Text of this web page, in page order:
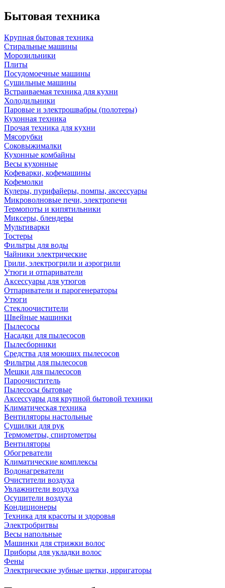
Бытовая техника
Крупная бытовая техника
Стиральные машины
Морозильники
Плиты
Посудомоечные машины
Сушильные машины
Встраиваемая техника для кухни
Холодильники
Паровые и электрошвабры (полотеры)
Кухонная техника
Прочая техника для кухни
Мясорубки
Соковыжималки
Кухонные комбайны
Весы кухонные
Кофеварки, кофемашины
Кофемолки
Кулеры, пурифайеры, помпы, аксессуары
Микроволновые печи, электропечи
Термопоты и кипятильники
Миксеры, блендеры
Мультиварки
Тостеры
Фильтры для воды
Чайники электрические
Грили, электрогрили и аэрогрили
Утюги и отпариватели
Аксессуары для утюгов
Отпариватели и парогенераторы
Утюги
Стеклоочистители
Швейные машинки
Пылесосы
Насадки для пылесосов
Пылесборники
Средства для моющих пылесосов
Фильтры для пылесосов
Мешки для пылесосов
Пароочиститель
Пылесосы бытовые
Аксессуары для крупной бытовой техники
Климатическая техника
Вентиляторы настольные
Сушилки для рук
Термометры, спиртометры
Вентиляторы
Обогреватели
Климатические комплексы
Водонагреватели
Очистители воздуха
Увлажнители воздуха
Осушители воздуха
Кондиционеры
Техника для красоты и здоровья
Электробритвы
Весы напольные
Машинки для стрижки волос
Приборы для укладки волос
Фены
Электрические зубные щетки, ирригаторы